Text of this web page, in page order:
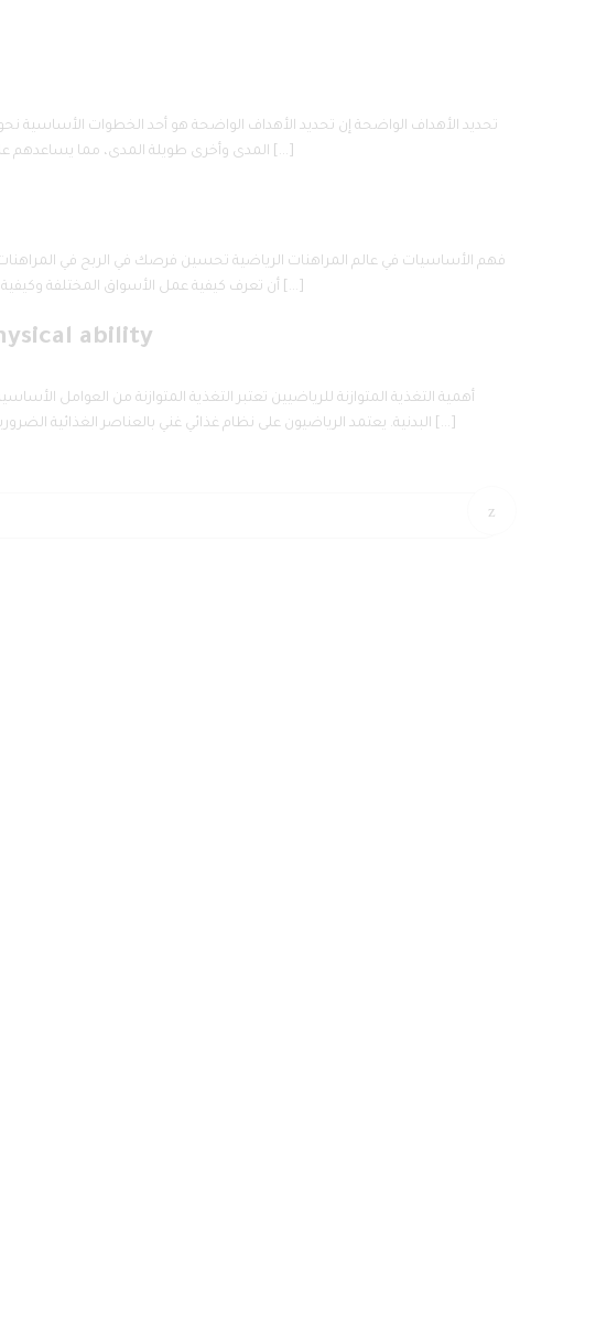
المدى وأخرى طويلة المدى، مما يساعدهم على قياس تقدمهم وتوجيه جهودهم بشكل فعّال. تأمين أهداف محددة ومقاسة يجعل من السهل تحديد المعوقات التي قد تواجههم […]
أن تعرف كيفية عمل الأسواق المختلفة وكيفية تشغيل الإحصاءات والإحصائيات. معرفة الفرق وأداء اللاعبين يمكن أن يكون له تأثير كبير على تنبؤاتك وقراراتك. يجب عليك أيضًا فهم […]
ability
البدنية. يعتمد الرياضيون على نظام غذائي غني بالعناصر الغذائية الضرورية مثل البروتينات والكربوهيدرات والدهون الصحية، والتي تلعب دورًا حاسمًا في بناء العضلات وتعزيز القدرة على التحمل. بالإضافة إلى […]